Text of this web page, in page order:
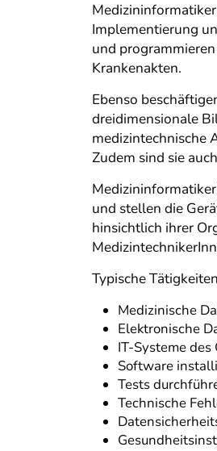
Implementierung
und
Krankenakten.
Ebenso
dreidimensionale
medizintechnische
Zudem sind sie
und stellen die
hinsichtlich ihrer
Typische
Medizinische
Elektronische
IT-Systeme
Software
Tests
Technische